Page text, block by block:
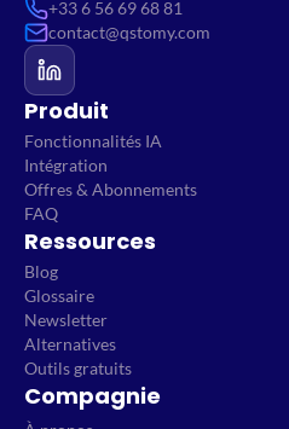
+33 6 56 69 68 81
contact@qstomy.com
Produit
Fonctionnalités IA
Intégration
Offres & Abonnements
FAQ
Ressources
Blog
Glossaire
Newsletter
Alternatives
Outils gratuits
Compagnie